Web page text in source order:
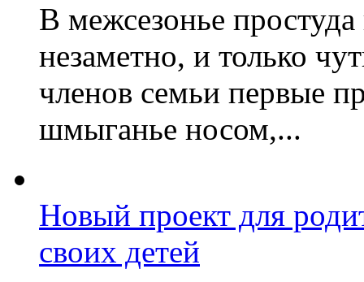
В межсезонье
незаметно, и только
членов семьи первые
шмыганье носом,...
Новый проект для
своих детей